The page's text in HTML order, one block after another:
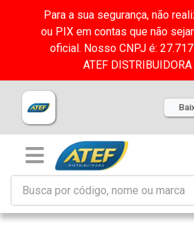
Para a sua segurança, não
ou PIX em contas que não
oficial. Nosso CNPJ é:
ATEF